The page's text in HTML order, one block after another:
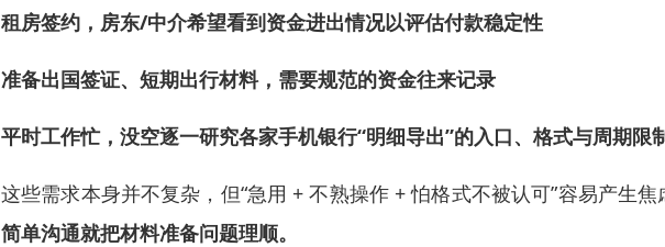
租房签约，房东/中介希望看到资金进出情况以评估付款稳定性
准备出国签证、短期出行材料，需要规范的资金往来记录
平时工作忙，没空逐一研究各家手机银行“明细导出”的入口、格式与周期限
这些需求本身并不复杂，但“急用 + 不熟操作 + 怕格式不被认可”容易产生焦
简单沟通就把材料准备问题理顺。